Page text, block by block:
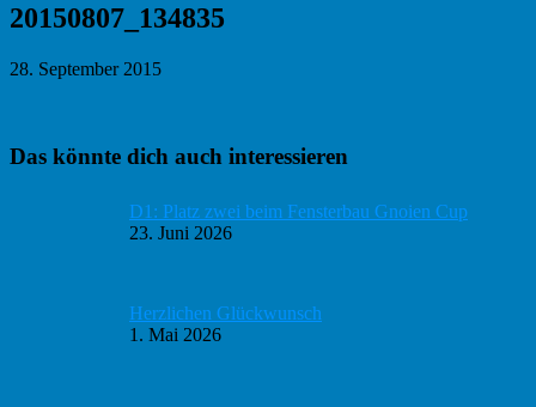
20150807_134835
28. September 2015
Haupt-
Das könnte dich auch interessieren
D1: Platz zwei beim Fensterbau Gnoien Cup
23. Juni 2026
Herzlichen Glückwunsch
1. Mai 2026